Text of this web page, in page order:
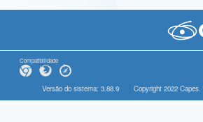
Gabinete de Segurança Institucional
Advocacia-Geral da União
Compatibilidade
Versão do sistema: 3.88.9 Copyright 2022